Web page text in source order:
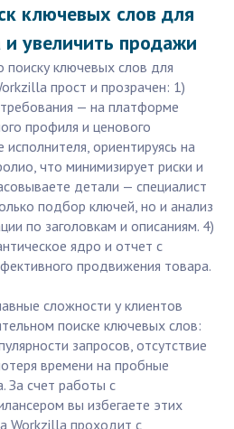
ключевых слов для
увеличить продажи
поиску ключевых слов для
прост и прозрачен: 1)
— на платформе
профиля и ценового
ориентируясь на
что минимизирует риски и
детали — специалист
подбор ключей, но и анализ
по заголовкам и описаниям. 4)
ядро и отчет с
продвижения товара.
сложности у клиентов
поиске ключевых слов:
запросов, отсутствие
времени на пробные
За счет работы с
вы избегаете этих
Workzilla проходит с